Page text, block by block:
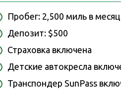
Пробег: 2,500 миль в месяц
Депозит: $500
Страховка включена
Детские автокресла
Транспондер SunPass